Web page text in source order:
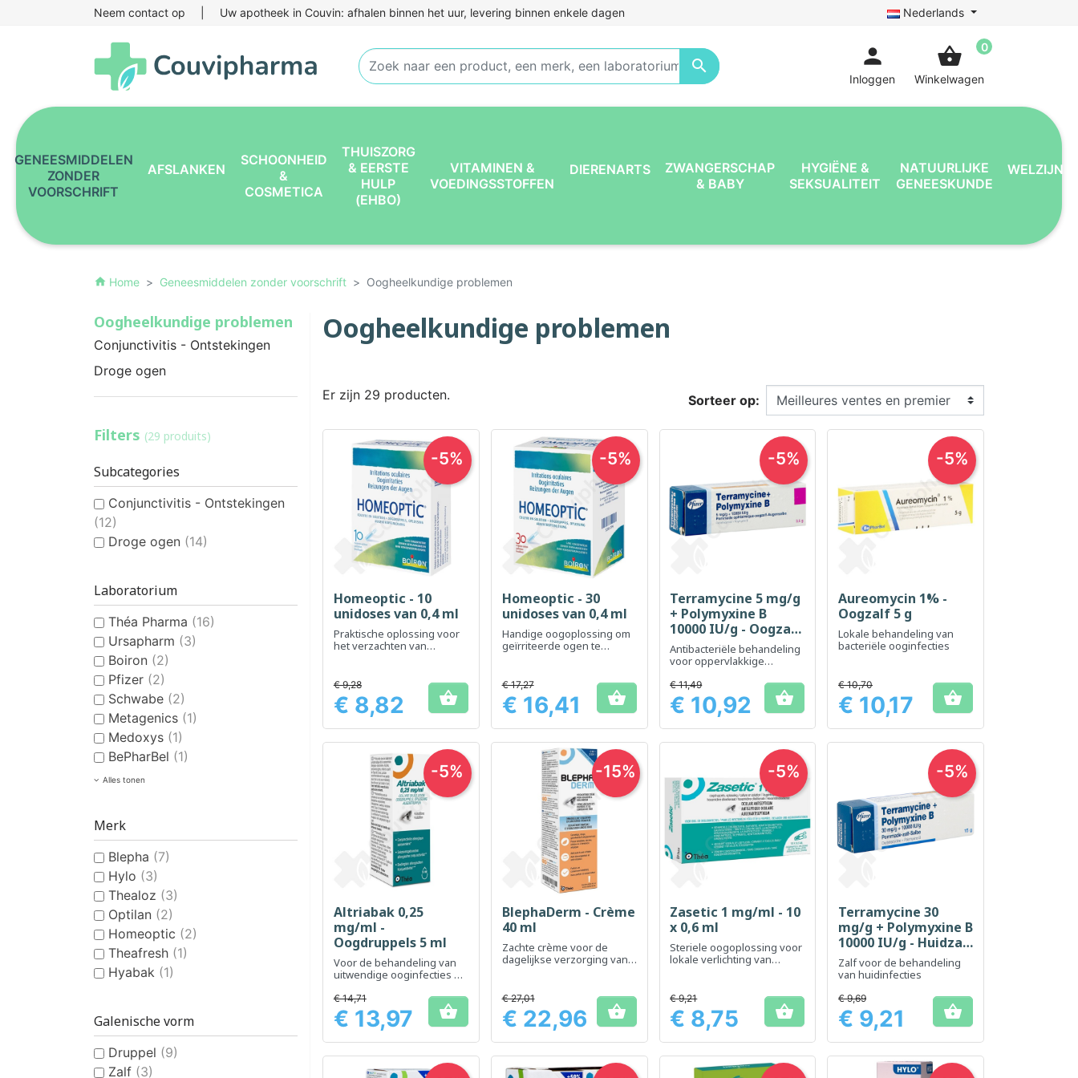
Neem contact op Uw apotheek in Couvin: afhalen binnen het uur, levering binnen enkele dagen Nederlands
 person
Inloggen
shopping_basket 0
Winkelwagen
GENEESMIDDELEN
ZONDER
VOORSCHRIFT
AFSLANKEN
SCHOONHEID
&
COSMETICA
THUISZORG
& EERSTE
HULP
(EHBO)
VITAMINEN &
VOEDINGSSTOFFEN
DIERENARTS
ZWANGERSCHAP
& BABY
HYGIËNE &
SEKSUALITEIT
NATUURLIJKE
GENEESKUNDE
WELZIJN
home Home Geneesmiddelen zonder voorschrift Oogheelkundige problemen
Oogheelkundige problemen
Conjunctivitis - Ontstekingen
Droge ogen
Filters (29 produits)
Subcategories
Conjunctivitis - Ontstekingen
(12)
Droge ogen (14)
Laboratorium
Théa Pharma (16)
Ursapharm (3)
Boiron (2)
Pfizer (2)
Schwabe (2)
Metagenics (1)
Medoxys (1)
BePharBel (1)
Alles tonen
Merk
Blepha (7)
Hylo (3)
Thealoz (3)
Optilan (2)
Homeoptic (2)
Theafresh (1)
Hyabak (1)
Galenische vorm
Druppel (9)
Zalf (3)
Oogheelkundige problemen
Er zijn 29 producten. Sorteer op:
Snel bekijken
Homeoptic - 10
unidoses van 0,4 ml
Praktische oplossing voor
het verzachten van
Prijs
€ 9,28
€ 8,82 
-5%
Snel bekijken
Homeoptic - 30
unidoses van 0,4 ml
Handige oogoplossing om
geïrriteerde ogen te
Prijs
€ 17,27
€ 16,41 
-5%
Snel bekijken
Terramycine 5 mg/g
+ Polymyxine B
10000 IU/g - Oogzalf
3,5 g
Antibacteriële behandeling
voor oppervlakkige
Prijs
€ 11,49
€ 10,92 
-5%
Snel bekijken
Aureomycin 1% -
Oogzalf 5 g
Lokale behandeling van
bacteriële ooginfecties
Prijs
€ 10,70
€ 10,17 
-5%
Snel bekijken
Altriabak 0,25
mg/ml -
Oogdruppels 5 ml
Voor de behandeling van
uitwendige ooginfecties en
postoperatieve infecties.
Prijs
€ 14,71
€ 13,97 
-5%
Snel bekijken
BlephaDerm - Crème
40 ml
Zachte crème voor de
dagelijkse verzorging van
Prijs
€ 27,01
€ 22,96 
-15%
Snel bekijken
Zasetic 1 mg/ml - 10
x 0,6 ml
Steriele oogoplossing voor
lokale verlichting van
Prijs
€ 9,21
€ 8,75 
-5%
Snel bekijken
Terramycine 30
mg/g + Polymyxine B
10000 IU/g - Huidzalf
15 g
Zalf voor de behandeling
van huidinfecties
Prijs
€ 9,69
€ 9,21 
-5%